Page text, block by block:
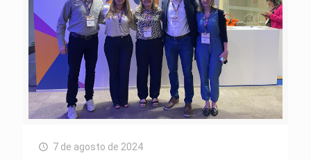
7 de agosto de 2024